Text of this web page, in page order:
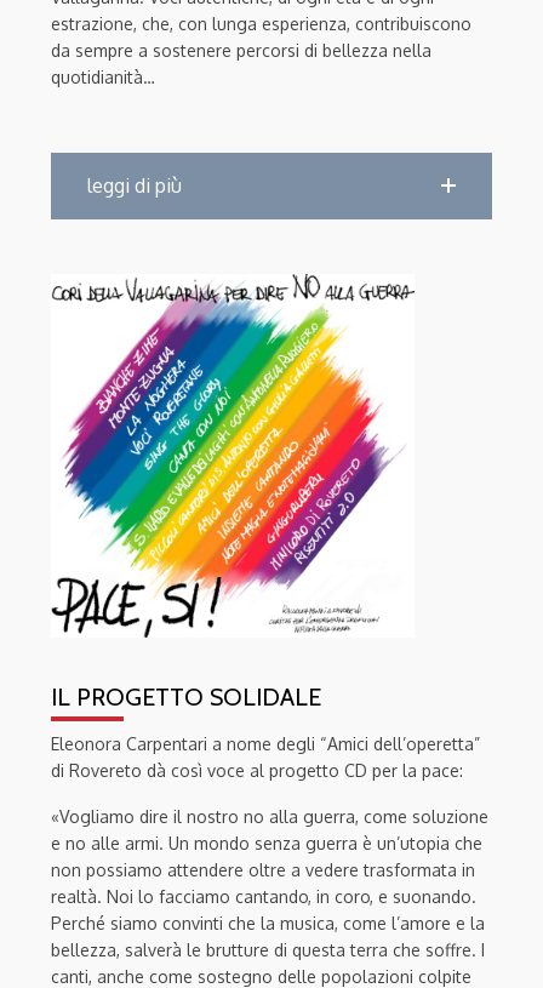
estrazione, che, con lunga esperienza, contribuiscono
da sempre a sostenere percorsi di bellezza nella
quotidianità…
leggi di più
IL PROGETTO SOLIDALE
Eleonora Carpentari a nome degli “Amici dell’operetta”
di Rovereto dà così voce al progetto CD per la pace:
«Vogliamo dire il nostro no alla guerra, come soluzione
e no alle armi. Un mondo senza guerra è un’utopia che
non possiamo attendere oltre a vedere trasformata in
realtà. Noi lo facciamo cantando, in coro, e suonando.
Perché siamo convinti che la musica, come l’amore e la
bellezza, salverà le brutture di questa terra che soffre. I
canti, anche come sostegno delle popolazioni colpite